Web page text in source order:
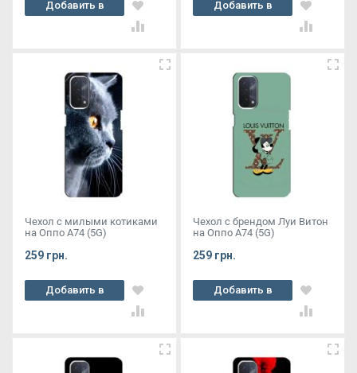
Добавить в
корзину
Добавить в
корзину
Чехол с милыми котиками
на Оппо А74 (5G)
259 грн.
Добавить в
корзину
Чехол с брендом Луи Витон
на Оппо А74 (5G)
259 грн.
Добавить в
корзину